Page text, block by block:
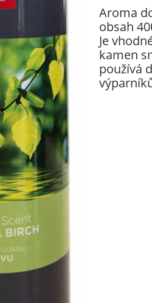
Aroma
obsah
Je
kamen
používá